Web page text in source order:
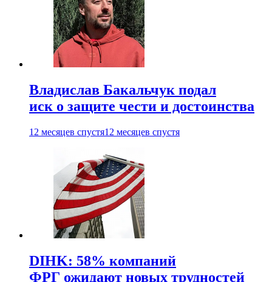
Владислав Бакальчук подал
иск о защите чести и достоинства
12 месяцев спустя12 месяцев спустя
DIHK: 58% компаний
ФРГ ожидают новых трудностей